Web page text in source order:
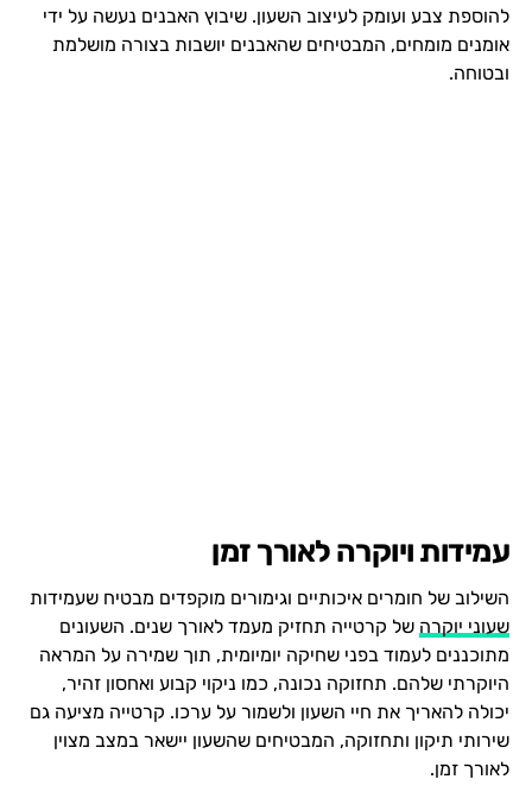
להוספת צבע ועומק לעיצוב השעון. שיבוץ האבנים נעשה על ידי
אומנים מומחים, המבטיחים שהאבנים יושבות בצורה מושלמת
ובטוחה.
עמידות ויוקרה לאורך זמן
השילוב של חומרים איכותיים וגימורים מוקפדים מבטיח שעמידות
שעוני יוקרה של קרטייה תחזיק מעמד לאורך שנים. השעונים
מתוכננים לעמוד בפני שחיקה יומיומית, תוך שמירה על המראה
היוקרתי שלהם. תחזוקה נכונה, כמו ניקוי קבוע ואחסון זהיר,
יכולה להאריך את חיי השעון ולשמור על ערכו. קרטייה מציעה גם
שירותי תיקון ותחזוקה, המבטיחים שהשעון יישאר במצב מצוין
לאורך זמן.